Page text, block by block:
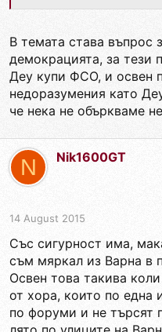
В темата става въпрос
демокрацията, за тези
Деу купи ФСО, и освен
недоразумения като
че нека не объркваме
N Nik1600GT
14 August 2015
Със сигурност има,
съм мяркал из Варна в
Освен това такива
от хора, които по една
по форуми и не търсят